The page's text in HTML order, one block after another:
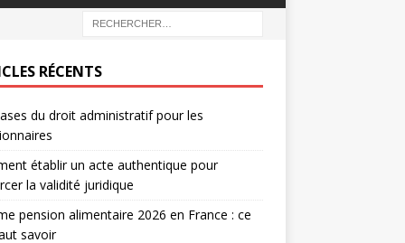
RÉCENTS
du droit administratif pour les
établir un acte authentique pour
la validité juridique
pension alimentaire 2026 en France : ce
savoir